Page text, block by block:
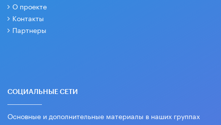
О проекте
Контакты
Партнеры
СОЦИАЛЬНЫЕ СЕТИ
Основные и дополнительные материалы в наших группах